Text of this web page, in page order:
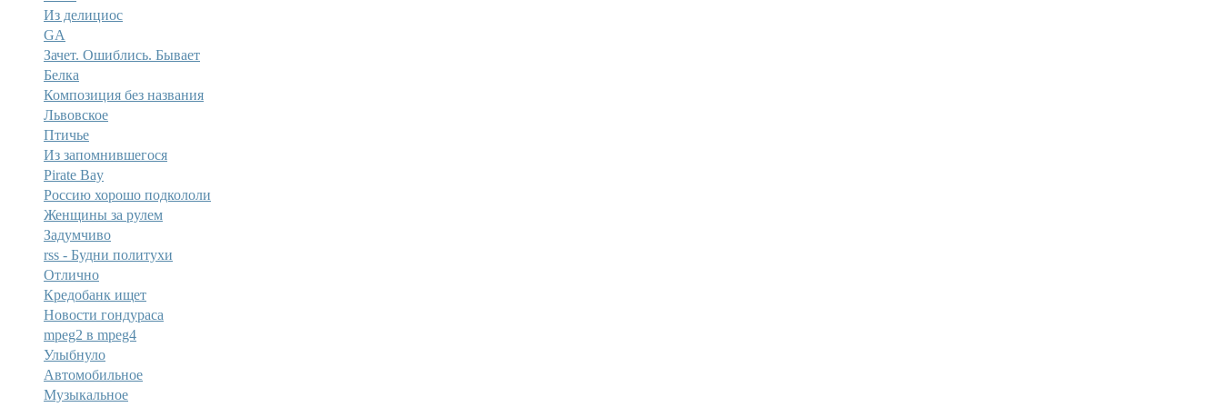
Из делициос
GA
Зачет. Ошиблись. Бывает
Белка
Композиция без названия
Львовское
Птичье
Из запомнившегося
Pirate Bay
Россию хорошо подкололи
Женщины за рулем
Задумчиво
rss - Будни политухи
Отлично
Кредобанк ищет
Новости гондураса
mpeg2 в mpeg4
Улыбнуло
Автомобильное
Музыкальное